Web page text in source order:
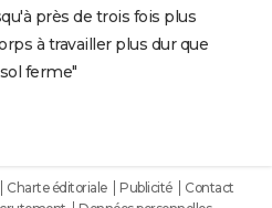
près de trois fois plus
à travailler plus dur que
ferme"
Charte éditoriale Publicité
Contact